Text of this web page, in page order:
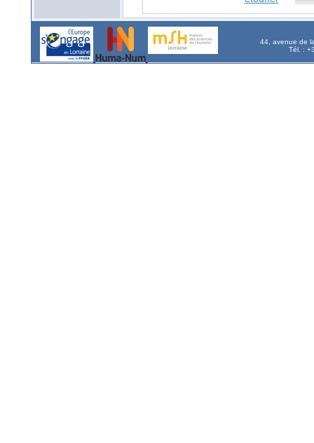
44, avenue de
Tél. :